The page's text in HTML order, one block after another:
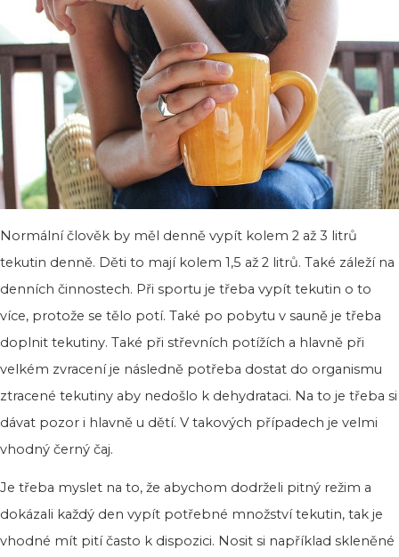
Normální člověk by měl denně vypít kolem 2 až 3 litrů
tekutin denně. Děti to mají kolem 1,5 až 2 litrů. Také záleží na
denních činnostech. Při sportu je třeba vypít tekutin o to
více, protože se tělo potí. Také po pobytu v sauně je třeba
doplnit tekutiny. Také při střevních potížích a hlavně při
velkém zvracení je následně potřeba dostat do organismu
ztracené tekutiny aby nedošlo k dehydrataci. Na to je třeba si
dávat pozor i hlavně u dětí. V takových případech je velmi
vhodný černý čaj.
Je třeba myslet na to, že abychom dodrželi pitný režim a
dokázali každý den vypít potřebné množství tekutin, tak je
vhodné mít pití často k dispozici. Nosit si například skleněné